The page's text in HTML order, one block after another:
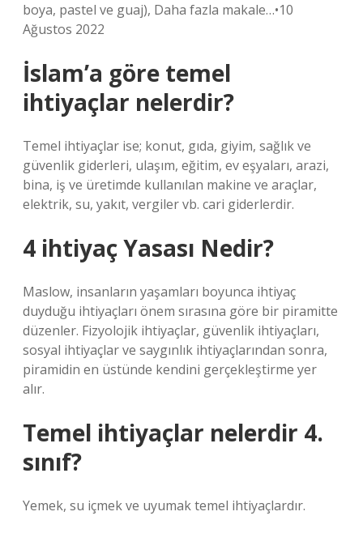
boya, pastel ve guaj), Daha fazla makale…•10
Ağustos 2022
İslam’a göre temel
ihtiyaçlar nelerdir?
Temel ihtiyaçlar ise; konut, gıda, giyim, sağlık ve
güvenlik giderleri, ulaşım, eğitim, ev eşyaları, arazi,
bina, iş ve üretimde kullanılan makine ve araçlar,
elektrik, su, yakıt, vergiler vb. cari giderlerdir.
4 ihtiyaç Yasası Nedir?
Maslow, insanların yaşamları boyunca ihtiyaç
duyduğu ihtiyaçları önem sırasına göre bir piramitte
düzenler. Fizyolojik ihtiyaçlar, güvenlik ihtiyaçları,
sosyal ihtiyaçlar ve saygınlık ihtiyaçlarından sonra,
piramidin en üstünde kendini gerçekleştirme yer
alır.
Temel ihtiyaçlar nelerdir 4.
sınıf?
Yemek, su içmek ve uyumak temel ihtiyaçlardır.